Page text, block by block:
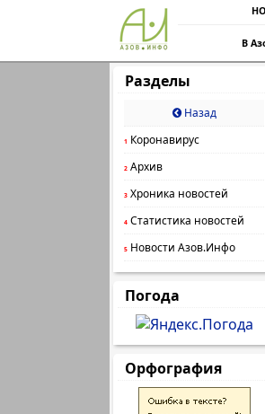
В
Разделы
Назад
1 Коронавирус
2 Архив
3 Хроника новостей
4 Статистика новостей
5 Новости Азов.Инфо
Погода
Орфография